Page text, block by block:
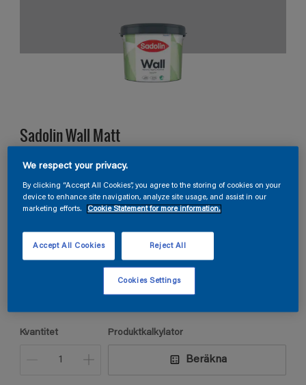
Sadolin Wall Matt
VÄGGFÄRG MATT För vardagsrum och sovrum
Förpackningsstorlek
5L
Kvantitet Produktkalkylator
Beräkna
We respect your privacy.
By clicking “Accept All Cookies”, you agree to the storing of cookies on your
device to enhance site navigation, analyze site usage, and assist in our
marketing efforts.
Cookie Statement for more information.
Reject All
Accept All Cookies
Cookies Settings